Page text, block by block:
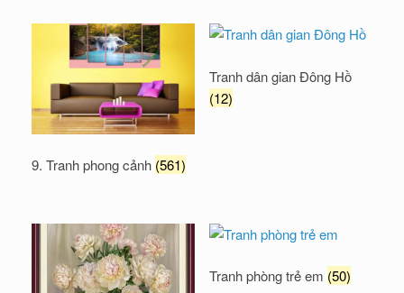
9. Tranh phong cảnh (561)
Tranh dân gian Đông Hồ
(12)
Tranh phòng trẻ em (50)